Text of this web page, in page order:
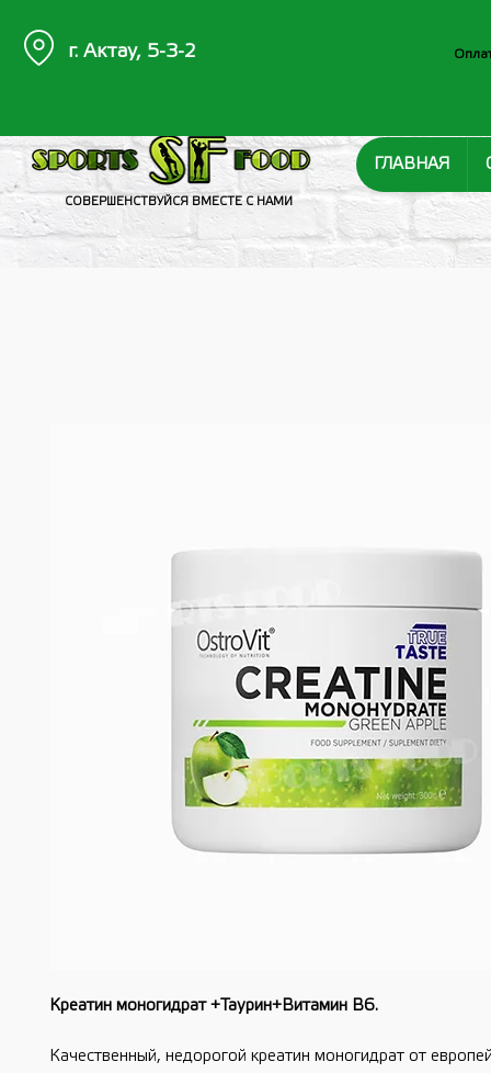
СОВЕРШЕНСТВУЙСЯ ВМЕСТЕ С НАМИ
ГЛАВНАЯ
г. Актау, 5-3-2
Креатин моногидрат +Таурин+Витамин В6.
Качественный, недорогой креатин моногидрат от